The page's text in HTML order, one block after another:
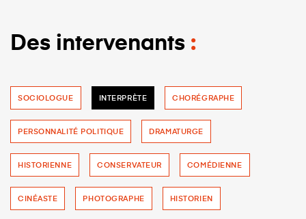
Des intervenants
SOCIOLOGUE INTERPRÈTE CHORÉGRAPHE
PERSONNALITÉ POLITIQUE DRAMATURGE
HISTORIENNE CONSERVATEUR COMÉDIENNE
CINÉASTE PHOTOGRAPHE HISTORIEN